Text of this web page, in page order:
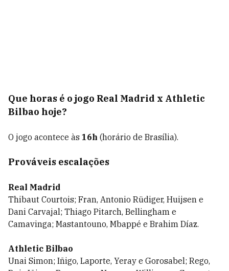
Que horas é o jogo Real Madrid x Athletic
Bilbao hoje?
O jogo acontece às 16h (horário de Brasília).
Prováveis escalações
Real Madrid
Thibaut Courtois; Fran, Antonio Rüdiger, Huijsen e
Dani Carvajal; Thiago Pitarch, Bellingham e
Camavinga; Mastantouno, Mbappé e Brahim Díaz.
Athletic Bilbao
Unai Simon; Iñigo, Laporte, Yeray e Gorosabel; Rego,